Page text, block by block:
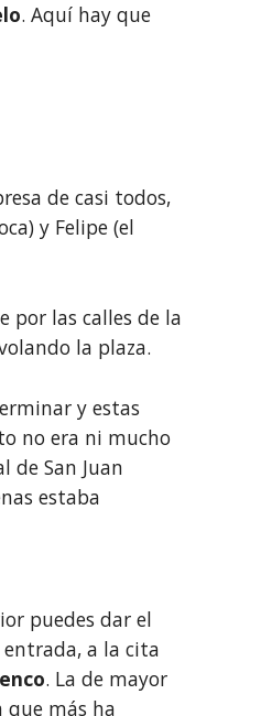
. Aquí hay que
de casi todos,
y Felipe (el
por las calles de la
la plaza.
y estas
no era ni mucho
de San Juan
estaba
puedes dar el
a la cita
. La de mayor
más ha